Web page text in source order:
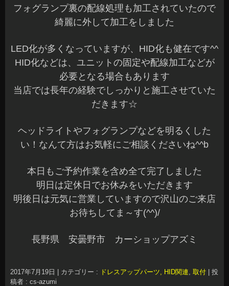
フォグランプ裏の配線処理も加工されていたので
綺麗に外して加工をしました
LED化が多くなっていますが、HID化も健在です^^
HID化などは、ユニットの固定や配線加工などが
必要となる場合もあります
当店では長年の経験でしっかりと施工させていた
だきます☆
ヘッドライトやフォグランプなどを明るくした
い！なんて方はお気軽にご相談くださいね^^b
本日もご予約作業を含め全て完了しました
明日は定休日でお休みをいただきます
明後日は元気に営業していますので沢山のご来店
お待ちしてま～す(^^)/
長野県 安曇野市 カーショップアズミ
2017年7月19日 カテゴリー : ドレスアップパーツ, HID関連, 取付
投
稿者 : cs-azumi